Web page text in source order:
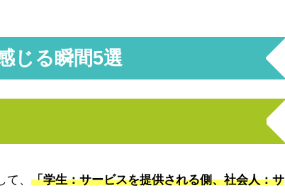
じる瞬間5選
て、「学生：サービスを提供される側、社会人：サ